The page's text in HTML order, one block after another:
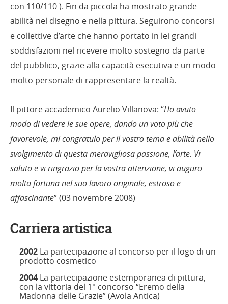
con 110/110 ). Fin da piccola ha mostrato grande
abilità nel disegno e nella pittura. Seguirono concorsi
e collettive d’arte che hanno portato in lei grandi
soddisfazioni nel ricevere molto sostegno da parte
del pubblico, grazie alla capacità esecutiva e un modo
molto personale di rappresentare la realtà.
Il pittore accademico Aurelio Villanova: “Ho avuto
modo di vedere le sue opere, dando un voto più che
favorevole, mi congratulo per il vostro tema e abilità nello
svolgimento di questa meravigliosa passione, l’arte. Vi
saluto e vi ringrazio per la vostra attenzione, vi auguro
molta fortuna nel suo lavoro originale, estroso e
affascinante” (03 novembre 2008)
Carriera artistica
2002 La partecipazione al concorso per il logo di un
prodotto cosmetico
2004 La partecipazione estemporanea di pittura,
con la vittoria del 1° concorso “Eremo della
Madonna delle Grazie” (Avola Antica)